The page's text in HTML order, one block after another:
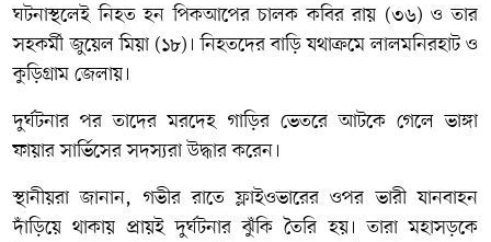
ঘটনাস্থলেই নিহত হন পিকআপের চালক কবির রায় (৩৬) ও তার
সহকর্মী জুয়েল মিয়া (১৮)। নিহতদের বাড়ি যথাক্রমে লালমনিরহাট ও
কুড়িগ্রাম জেলায়।
দুর্ঘটনার পর তাদের মরদেহ গাড়ির ভেতরে আটকে গেলে ভাঙ্গা
ফায়ার সার্ভিসের সদস্যরা উদ্ধার করেন।
স্থানীয়রা জানান, গভীর রাতে ফ্লাইওভারের ওপর ভারী যানবাহন
দাঁড়িয়ে থাকায় প্রায়ই দুর্ঘটনার ঝুঁকি তৈরি হয়। তারা মহাসড়কে